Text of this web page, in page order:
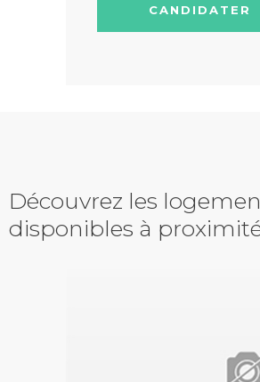
CANDIDATER
Découvrez les
disponibles à